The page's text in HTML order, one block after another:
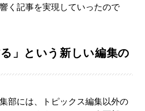
く記事を実現していったので
る」という新しい編集の
部には、トピックス編集以外の